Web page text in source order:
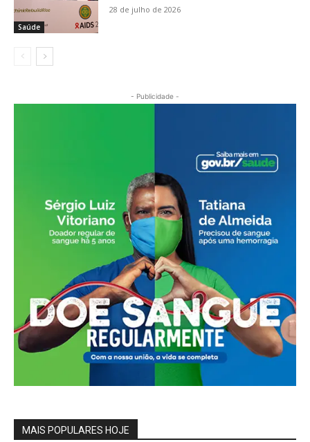
Saúde
28 de julho de 2026
- Publicidade -
MAIS POPULARES HOJE